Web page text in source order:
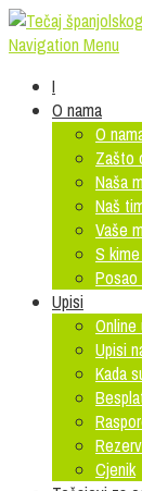
Navigation Menu
I
O nama
O
Zašto
Naša
Naš
Vaše
S
Upisi
Online
Upisi
Kada
Cjenik